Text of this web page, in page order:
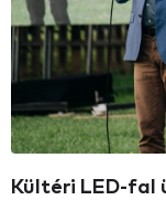
Kültéri LED-